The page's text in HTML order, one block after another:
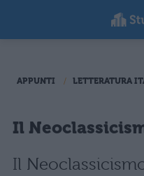
APPUNTI LETTERATURA
Il
Il